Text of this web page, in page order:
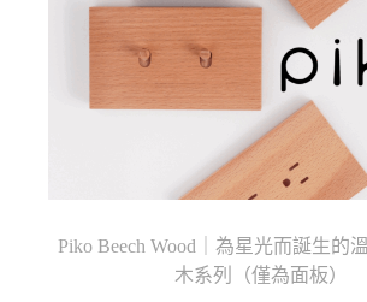
Piko Beech Wood｜為星光而誕生的
木系列（僅為面板）